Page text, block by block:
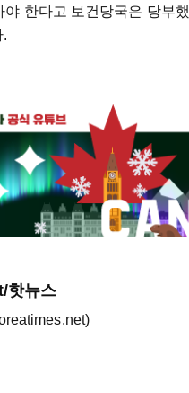
한다고 보건당국은 당부
.
핫뉴스